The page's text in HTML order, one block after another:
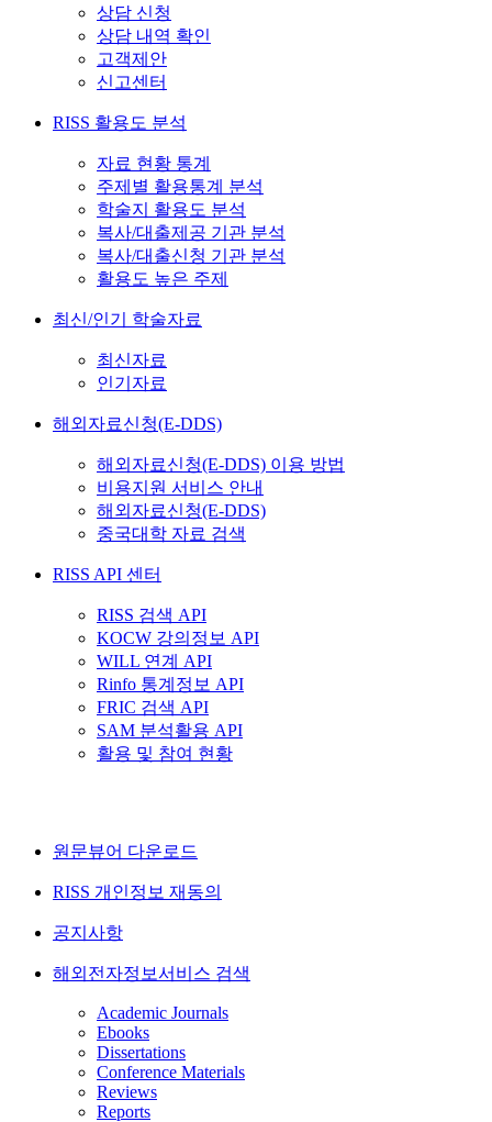
상담 신청
상담 내역 확인
고객제안
신고센터
RISS 활용도 분석
자료 현황 통계
주제별 활용통계 분석
학술지 활용도 분석
복사/대출제공 기관 분석
복사/대출신청 기관 분석
활용도 높은 주제
최신/인기 학술자료
최신자료
인기자료
해외자료신청(E-DDS)
해외자료신청(E-DDS) 이용 방법
비용지원 서비스 안내
해외자료신청(E-DDS)
중국대학 자료 검색
RISS API 센터
RISS 검색 API
KOCW 강의정보 API
WILL 연계 API
Rinfo 통계정보 API
FRIC 검색 API
SAM 분석활용 API
활용 및 참여 현황
원문뷰어 다운로드
RISS 개인정보 재동의
공지사항
해외전자정보서비스 검색
Academic Journals
Ebooks
Dissertations
Conference Materials
Reviews
Reports